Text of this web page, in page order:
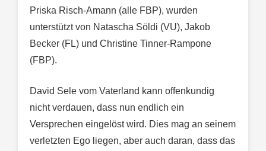
Priska Risch-Amann (alle FBP), wurden
unterstützt von Natascha Söldi (VU), Jakob
Becker (FL) und Christine Tinner-Rampone
(FBP).
David Sele vom Vaterland kann offenkundig
nicht verdauen, dass nun endlich ein
Versprechen eingelöst wird. Dies mag an seinem
verletzten Ego liegen, aber auch daran, dass das